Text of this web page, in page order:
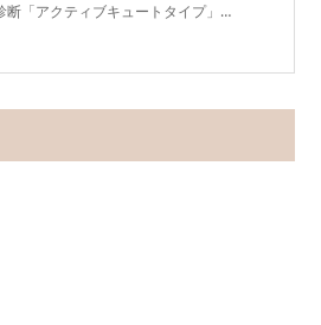
断「アクティブキュートタイプ」…